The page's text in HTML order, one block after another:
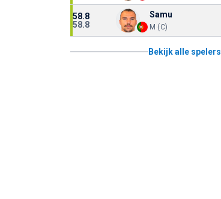
58.8
58.8
Samu
M (C)
Bekijk alle spelers